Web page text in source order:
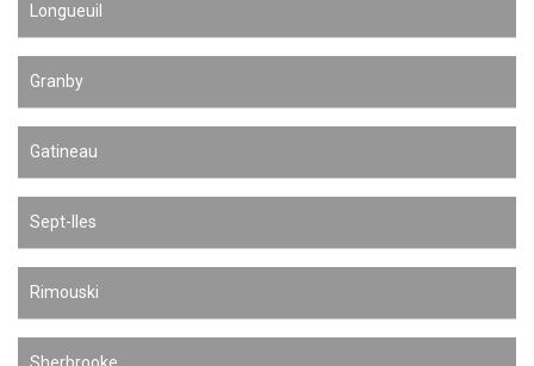
Longueuil
Granby
Gatineau
Sept-Iles
Rimouski